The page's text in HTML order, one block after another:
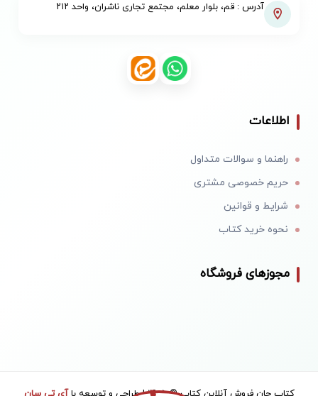
آدرس : قم، بلوار معلم، مجتمع تجاری ناشران، واحد ۲۱۲
اطلاعات
راهنما و سوالات متداول
حریم خصوصی مشتری
شرایط و قوانین
نحوه خرید کتاب
مجوزهای فروشگاه